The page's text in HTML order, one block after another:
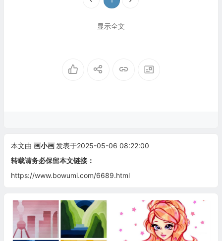
显示全文
本文由 画小画 发表于2025-05-06 08:22:00
转载请务必保留本文链接：
https://www.bowumi.com/6689.html